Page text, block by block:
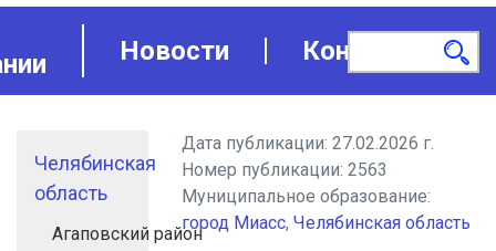
Новости Контакты
Челябинская
область
Агаповский район
Дата публикации:27.02.2026 г.
Номер публикации:2563
Муниципальное образование:
город Миасс,Челябинская область